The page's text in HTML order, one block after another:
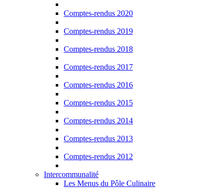
Comptes-rendus 2020
Comptes-rendus 2019
Comptes-rendus 2018
Comptes-rendus 2017
Comptes-rendus 2016
Comptes-rendus 2015
Comptes-rendus 2014
Comptes-rendus 2013
Comptes-rendus 2012
Intercommunalité
Les Menus du Pôle Culinaire